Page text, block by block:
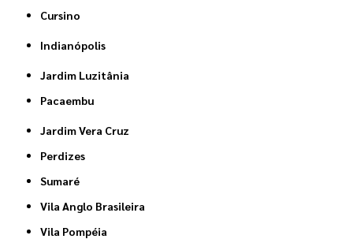
Cursino
Indianópolis
Jardim Luzitânia
Pacaembu
Jardim Vera Cruz
Perdizes
Sumaré
Vila Anglo Brasileira
Vila Pompéia